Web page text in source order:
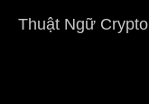
Thuật Ngữ Crypto